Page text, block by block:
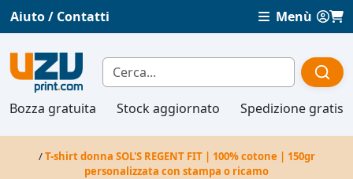
Aiuto / Contatti Menù
Bozza gratuita Stock aggiornato Spedizione gratis
/T-shirt donna SOL'S REGENT FIT | 100% cotone | 150gr
personalizzata con stampa o ricamo